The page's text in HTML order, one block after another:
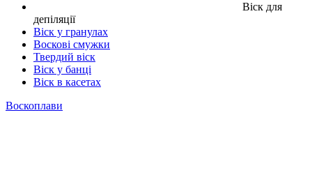
Віск для
депіляції
Віск у гранулах
Воскові смужки
Твердий віск
Віск у банці
Віск в касетах
Воскоплави